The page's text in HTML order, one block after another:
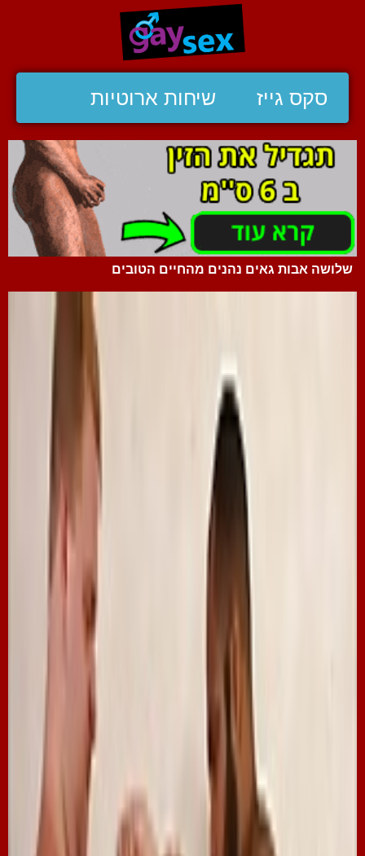
סקס גייז שיחות ארוטיות
שלושה אבות גאים נהנים מהחיים הטובים